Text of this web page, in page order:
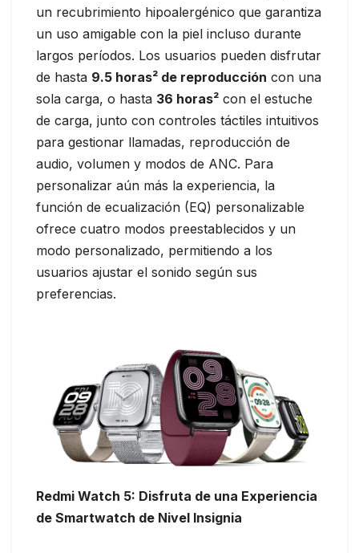
un recubrimiento hipoalergénico que garantiza
un uso amigable con la piel incluso durante
largos períodos. Los usuarios pueden disfrutar
de hasta 9.5 horas² de reproducción con una
sola carga, o hasta 36 horas² con el estuche
de carga, junto con controles táctiles intuitivos
para gestionar llamadas, reproducción de
audio, volumen y modos de ANC. Para
personalizar aún más la experiencia, la
función de ecualización (EQ) personalizable
ofrece cuatro modos preestablecidos y un
modo personalizado, permitiendo a los
usuarios ajustar el sonido según sus
preferencias.
Redmi Watch 5: Disfruta de una Experiencia
de Smartwatch de Nivel Insignia